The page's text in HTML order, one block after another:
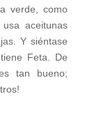
verde, como
aceitunas
Y siéntase
Feta. De
tan bueno;